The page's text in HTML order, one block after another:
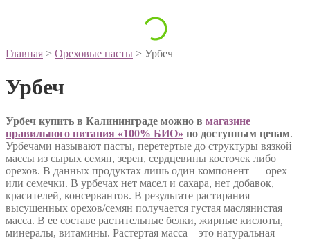
Главная > Ореховые пасты > Урбеч
Урбеч
Урбеч купить в Калининграде можно в магазине
правильного питания «100% БИО» по доступным ценам.
Урбечами называют пасты, перетертые до структуры вязкой
массы из сырых семян, зерен, сердцевины косточек либо
орехов. В данных продуктах лишь один компонент — орех
или семечки. В урбечах нет масел и сахара, нет добавок,
красителей, консервантов. В результате растирания
высушенных орехов/семян получается густая маслянистая
масса. В ее составе растительные белки, жирные кислоты,
минералы, витамины. Растертая масса – это натуральная